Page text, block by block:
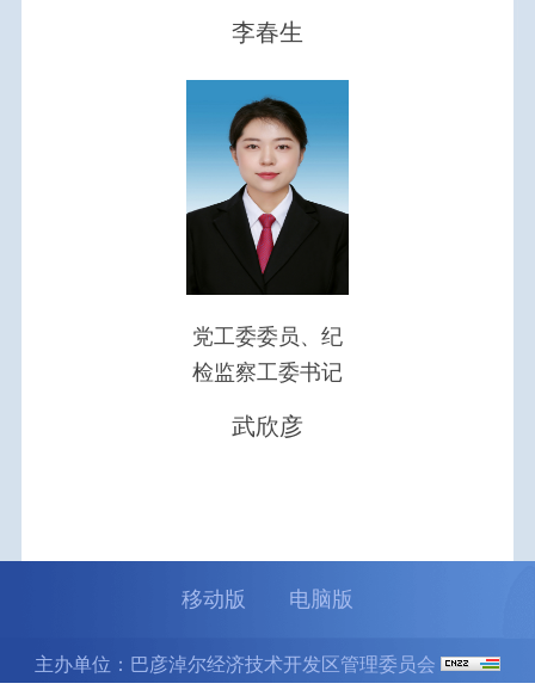
李春生
党工委委员、纪
检监察工委书记
武欣彦
移动版 电脑版
主办单位：巴彦淖尔经济技术开发区管理委员会